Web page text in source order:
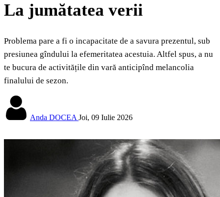
La jumătatea verii
Problema pare a fi o incapacitate de a savura prezentul, sub
presiunea gîndului la efemeritatea acestuia. Altfel spus, a nu
te bucura de activitățile din vară anticipînd melancolia
finalului de sezon.
Anda DOCEA Joi, 09 Iulie 2026